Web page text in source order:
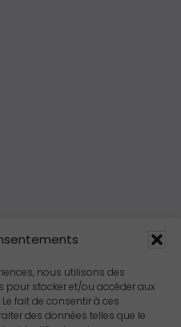
nous utilisons des
pour stocker et/ou accéder aux
fait de consentir à ces
des données telles que le